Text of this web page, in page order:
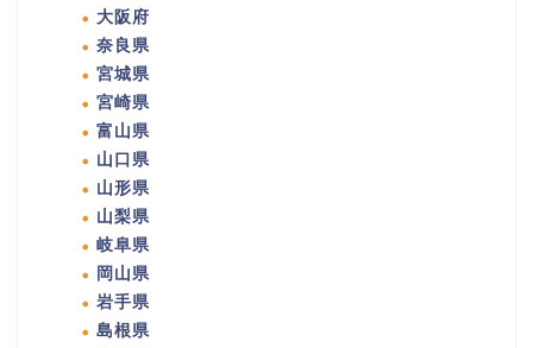
大阪府
奈良県
宮城県
宮崎県
富山県
山口県
山形県
山梨県
岐阜県
岡山県
岩手県
島根県